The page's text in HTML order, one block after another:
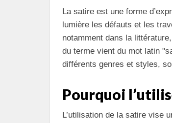
La satire est une forme
lumière les défauts et les
notamment dans la
du terme vient du mot latin
différents genres et styles,
Pourquoi
L’utilisation de la satire vise